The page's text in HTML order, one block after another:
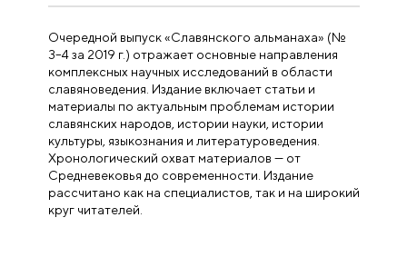
Очередной выпуск «Славянского альманаха» (№
3–4 за 2019 г.) отражает основные направления
комплексных научных исследований в области
славяноведения. Издание включает статьи и
материалы по актуальным проблемам истории
славянских народов, истории науки, истории
культуры, языкознания и литературоведения.
Хронологический охват материалов — от
Средневековья до современности. Издание
рассчитано как на специалистов, так и на широкий
круг читателей.